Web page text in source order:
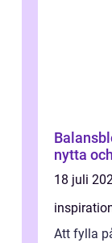
nytta
18 juli
Att fylla